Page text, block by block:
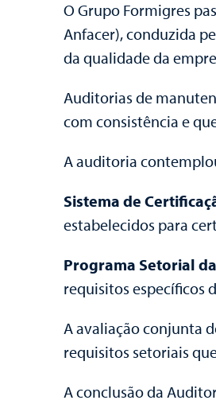
O Grupo Formigres
Anfacer), conduzida
da qualidade da
Auditorias de
com consistência e
A auditoria
Sistema de
estabelecidos para
Programa Setorial
requisitos específicos
A avaliação conjunta
requisitos setoriais
A conclusão da